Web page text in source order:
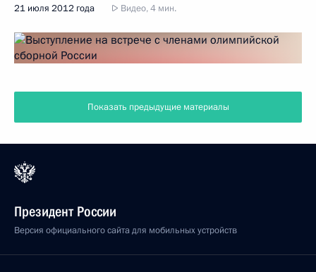
21 июля 2012 года Видео, 4 мин.
Показать предыдущие материалы
Президент России
Версия официального сайта для мобильных устройств